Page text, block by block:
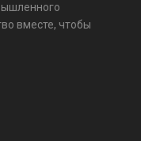
вместе, чтобы